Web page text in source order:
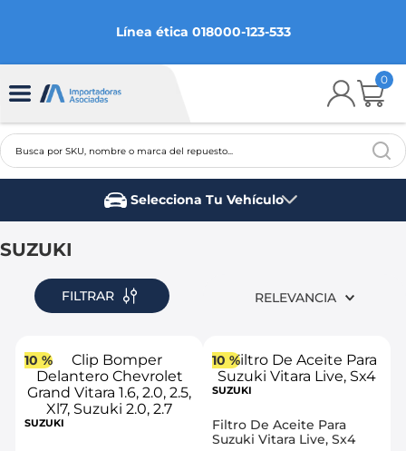
Línea ética 018000-123-533
0
Busca por SKU, nombre o marca del repuesto...
2.
aveo
spark gt
ford fiesta
.
mazda 3
sail
Selecciona Tu Vehículo
SUZUKI
FILTRAR RELEVANCIA
10 %
SUZUKI
10 %
SUZUKI
Filtro De Aceite Para
Suzuki Vitara Live, Sx4